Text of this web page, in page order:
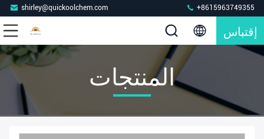
shirley@quickoolchem.com +8615963749355
إقتباس
المنتجات